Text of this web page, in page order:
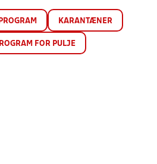
KARANTÆNER
FOR PULJE